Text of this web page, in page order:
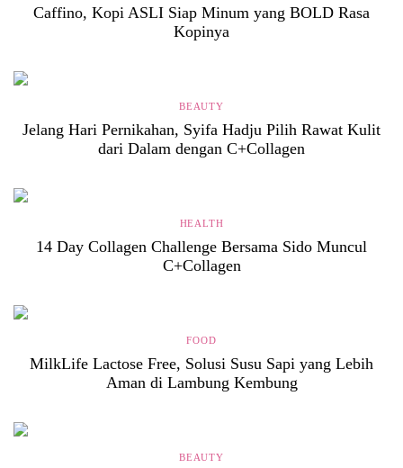
Caffino, Kopi ASLI Siap Minum yang BOLD Rasa
Kopinya
BEAUTY
Jelang Hari Pernikahan, Syifa Hadju Pilih Rawat Kulit
dari Dalam dengan C+Collagen
HEALTH
14 Day Collagen Challenge Bersama Sido Muncul
C+Collagen
FOOD
MilkLife Lactose Free, Solusi Susu Sapi yang Lebih
Aman di Lambung Kembung
BEAUTY